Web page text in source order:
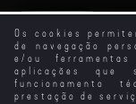
Os cookies
de navegação
e/ou
aplicações que
funcionamento
prestação de